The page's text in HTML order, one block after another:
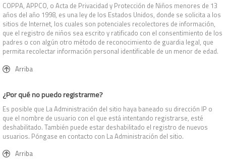
COPPA, APPCO, o Acta de Privacidad y Protección de Niños menores de 13
años del año 1998, es una ley de los Estados Unidos, donde se solicita a los
sitios de Internet, los cuales son potenciales recolectores de información,
que el registro de niños sea escrito y ratificado con el consentimiento de los
padres o con algún otro método de reconocimiento de guardia legal, que
permita recolectar información personal identificable de un menor de edad.
Arriba
¿Por qué no puedo registrarme?
Es posible que La Administración del sitio haya baneado su dirección IP o
que el nombre de usuario con el que está intentando registrarse, esté
deshabilitado. También puede estar deshabilitado el registro de nuevos
usuarios. Póngase en contacto con La Administración del sitio.
Arriba